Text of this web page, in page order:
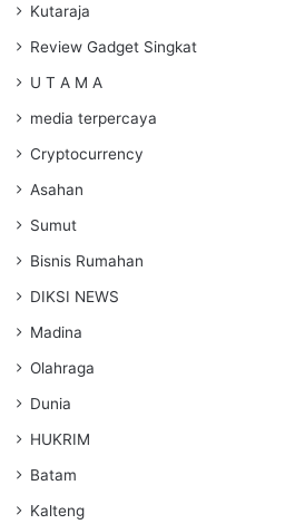
Kutaraja
Review Gadget Singkat
U T A M A
media terpercaya
Cryptocurrency
Asahan
Sumut
Bisnis Rumahan
DIKSI NEWS
Madina
Olahraga
Dunia
HUKRIM
Batam
Kalteng